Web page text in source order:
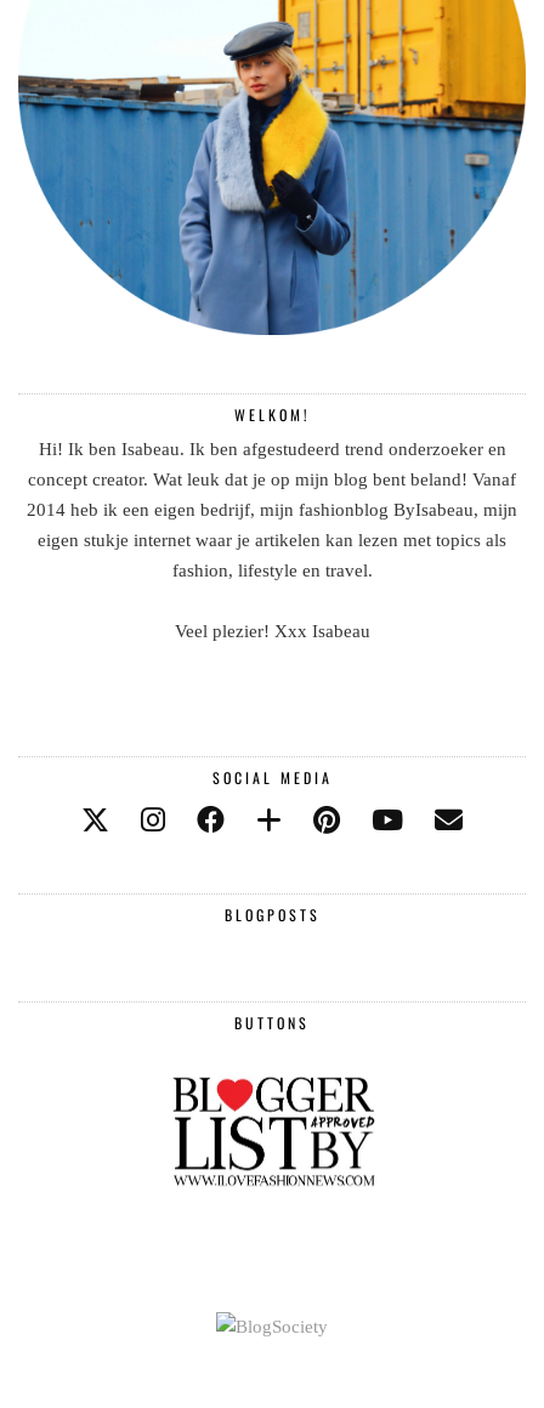
WELKOM!
Hi! Ik ben Isabeau. Ik ben afgestudeerd trend onderzoeker en
concept creator. Wat leuk dat je op mijn blog bent beland! Vanaf
2014 heb ik een eigen bedrijf, mijn fashionblog ByIsabeau, mijn
eigen stukje internet waar je artikelen kan lezen met topics als
fashion, lifestyle en travel.
Veel plezier! Xxx Isabeau
SOCIAL MEDIA
BLOGPOSTS
BUTTONS